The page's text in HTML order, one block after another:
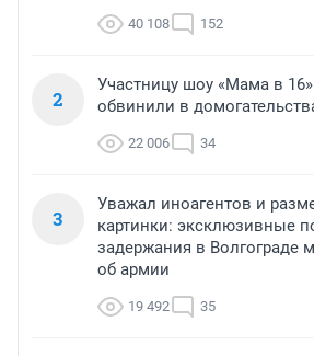
40 108 152
2
Участницу шоу «Мама в
обвинили в
22 006 34
3
Уважал иноагентов и
картинки: эксклюзивные
задержания в Волгограде
об армии
19 492 35